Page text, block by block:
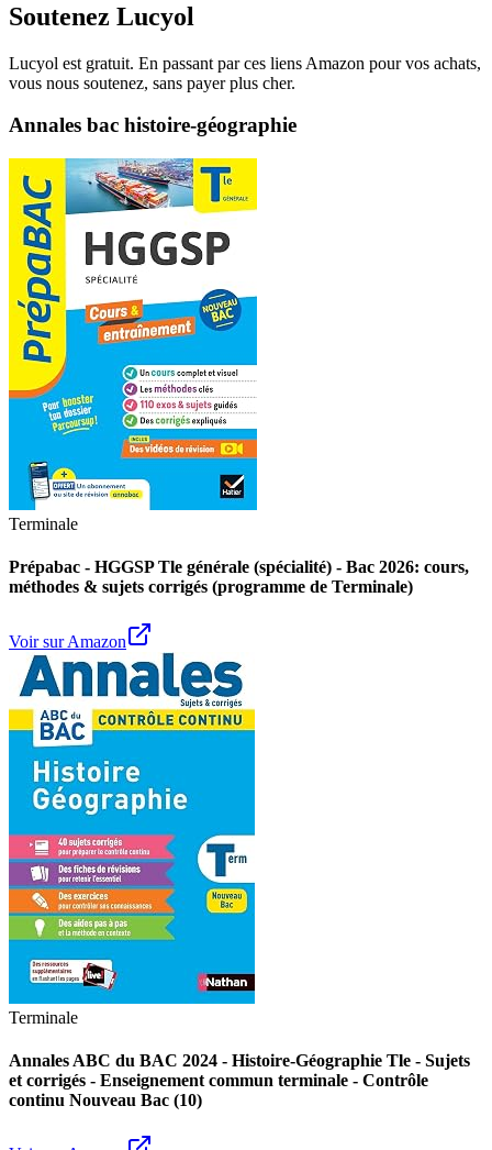
Soutenez Lucyol
Lucyol est gratuit. En passant par ces liens Amazon pour vos achats,
vous nous soutenez, sans payer plus cher.
Annales bac histoire-géographie
Terminale
Prépabac - HGGSP Tle générale (spécialité) - Bac 2026: cours,
méthodes & sujets corrigés (programme de Terminale)
Voir sur Amazon
Terminale
Annales ABC du BAC 2024 - Histoire-Géographie Tle - Sujets
et corrigés - Enseignement commun terminale - Contrôle
continu Nouveau Bac (10)